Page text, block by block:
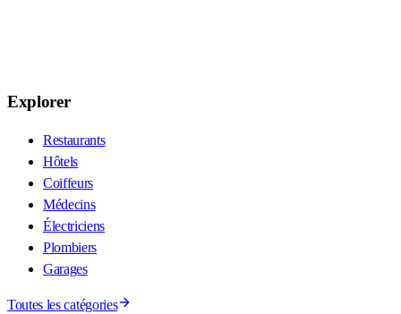
Explorer
Restaurants
Hôtels
Coiffeurs
Médecins
Électriciens
Plombiers
Garages
Toutes les catégories